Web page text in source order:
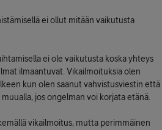
ei ollut mitään vaikutusta
ei ole vaikutusta koska yhteys
ilmaantuvat. Vikailmoituksia olen
kun olen saanut vahvistusviestin että
jos ongelman voi korjata etänä.
vikailmoitus, mutta perimmäinen